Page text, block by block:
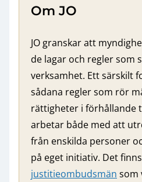
Om JO
JO granskar att
de lagar och regler som
verksamhet. Ett särskilt
sådana regler som rör
rättigheter i förhållande
arbetar både med att
från enskilda personer
på eget initiativ. Det finns
justitieombudsmän som